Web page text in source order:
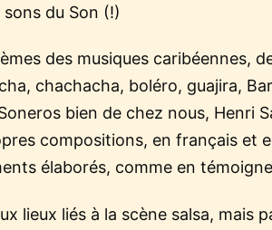
du Son (!)
des musiques caribéennes,
chachacha, boléro, guajira,
bien de chez nous, Henri
compositions, en français et
élaborés, comme en
lieux liés à la scène salsa, mais